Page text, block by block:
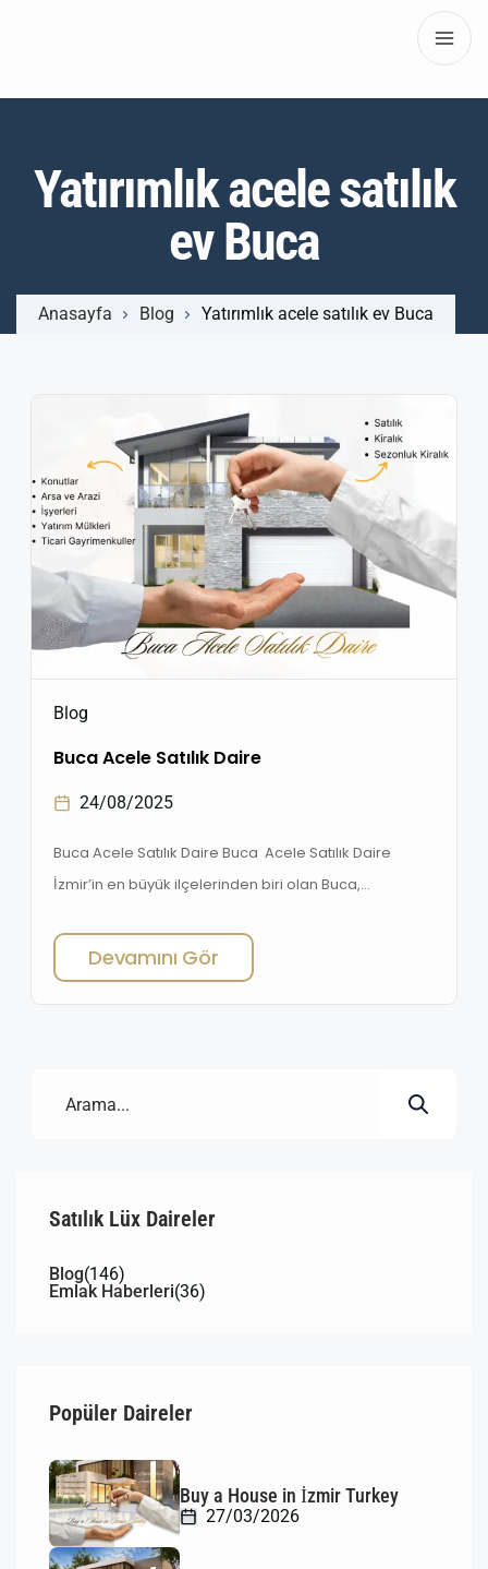
Yatırımlık acele satılık
ev Buca
Anasayfa Blog Yatırımlık acele satılık ev Buca
Blog
Buca Acele Satılık Daire
24/08/2025
Buca Acele Satılık Daire Buca Acele Satılık Daire
İzmir’in en büyük ilçelerinden biri olan Buca,
edilen bölgelerden biridir. Merkezi konumu,
üniversitelere ve sosyal alanlara yakınlığı ile her
zaman talep gören Buca’da, acele satılık daire
Devamını Gör
Satılık Lüx Daireler
Blog(146)
Emlak Haberleri(36)
Popüler Daireler
Buy a House in İzmir Turkey
27/03/2026